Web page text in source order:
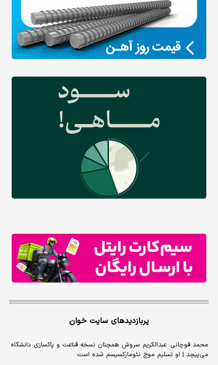
پربازدیدهای سایت خوان
محمد قوچانی: عبدالکریم سروش همچنان نسخه قناعت و پاکسازی دانشگاه
می‌پیچد | او تسلیم موج نئومارکسیسم شده است